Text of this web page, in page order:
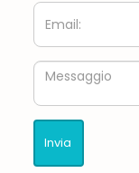
Email:
Messaggio